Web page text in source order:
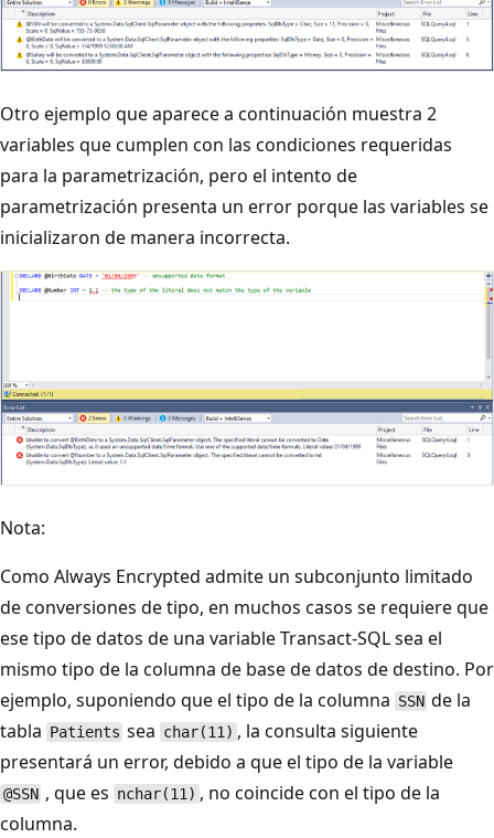
Otro ejemplo que aparece a continuación muestra 2
variables que cumplen con las condiciones requeridas
para la parametrización, pero el intento de
parametrización presenta un error porque las variables se
inicializaron de manera incorrecta.
Nota:
Como Always Encrypted admite un subconjunto limitado
de conversiones de tipo, en muchos casos se requiere que
ese tipo de datos de una variable Transact-SQL sea el
mismo tipo de la columna de base de datos de destino. Por
ejemplo, suponiendo que el tipo de la columna SSN de la
tabla Patients sea char(11) , la consulta siguiente
presentará un error, debido a que el tipo de la variable
@SSN , que es nchar(11) , no coincide con el tipo de la
columna.